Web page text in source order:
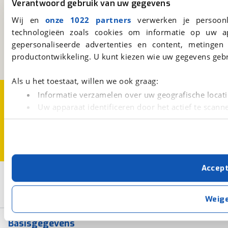
Verantwoord gebruik van uw gegevens
Wij en onze 1022 partners verwerken je
technologieën zoals cookies om informatie op
gepersonaliseerde advertenties en content,
productontwikkeling. U kunt kiezen wie uw gegevens
Als u het toestaat, willen we ook graag:
Informatie verzamelen over uw geografische
Uw apparaat identificeren door het actief te
Lees meer over hoe uw persoonlijke gegevens worden
Met cookies en vergelijkbare technieken zorgen we
cookies zorgen ervoor dat de website goed werkt.
verbeteren. We tonen je graag relevante advertenties
buiten onze website volgt – uiteraard op
privacyverklaring
. Als je weigert, plaatsen we alleen
kun je later altijd aanpassen via devoorkeurenpagina.
Basisgegevens
viaBOVAG.nl
Kosterijland 15
3981 AJ
Bunnik
Een initiatief van
BOVAG
Over viaBOVAG.nlDisclaimer- en Privacyverklaring